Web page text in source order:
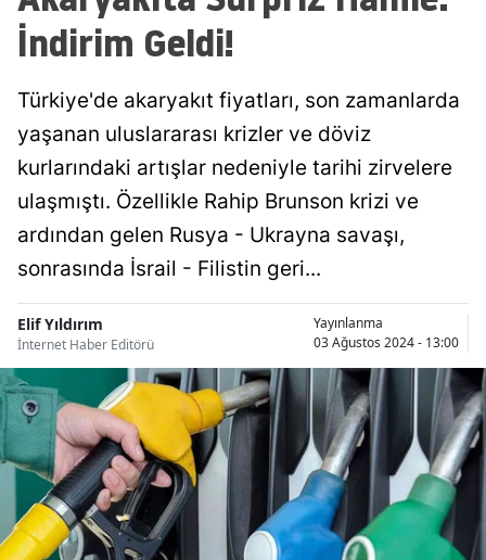
Artvin
Aydın
Balıkesir
Bingöl
Bitlis
Bolu
Burdur
Bursa
Çanakkale
İndirim Geldi!
Türkiye'de akaryakıt fiyatları, son zamanlarda
yaşanan uluslararası krizler ve döviz
kurlarındaki artışlar nedeniyle tarihi zirvelere
ulaşmıştı. Özellikle Rahip Brunson krizi ve
ardından gelen Rusya - Ukrayna savaşı,
sonrasında İsrail - Filistin geri...
Elif Yıldırım
İnternet Haber Editörü
Yayınlanma
03 Ağustos 2024 - 13:00